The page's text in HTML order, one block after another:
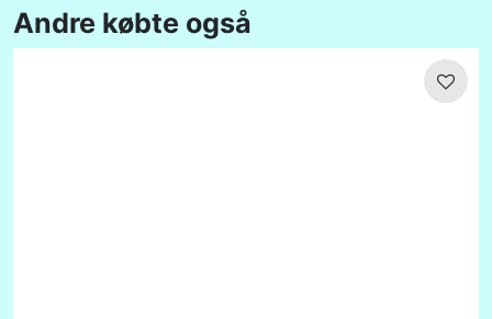
Andre købte også